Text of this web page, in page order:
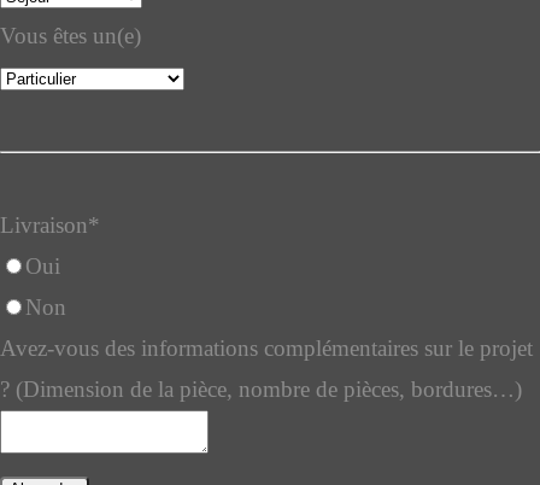
Vous êtes un(e)
Livraison*
Oui
Non
Avez-vous des informations complémentaires sur le projet
? (Dimension de la pièce, nombre de pièces, bordures…)